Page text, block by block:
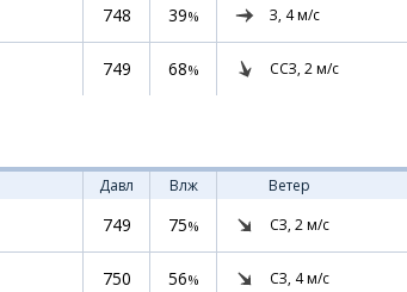
748 39% З, 4м/с
749 68% ССЗ, 2м/с
Давл Влж
Ветер
749 75% СЗ, 2м/с
750 56% СЗ, 4м/с